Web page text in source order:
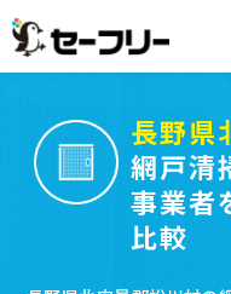
長野県
網戸清
事業者
比較